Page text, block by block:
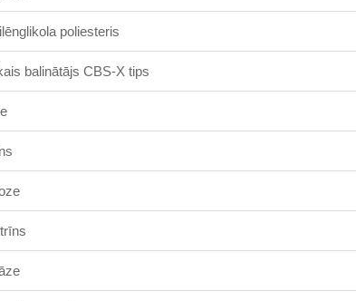
poliesteris
balinātājs CBS-X tips